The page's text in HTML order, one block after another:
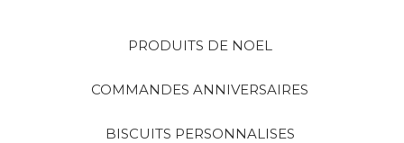
PRODUITS DE NOEL
COMMANDES ANNIVERSAIRES
BISCUITS PERSONNALISES